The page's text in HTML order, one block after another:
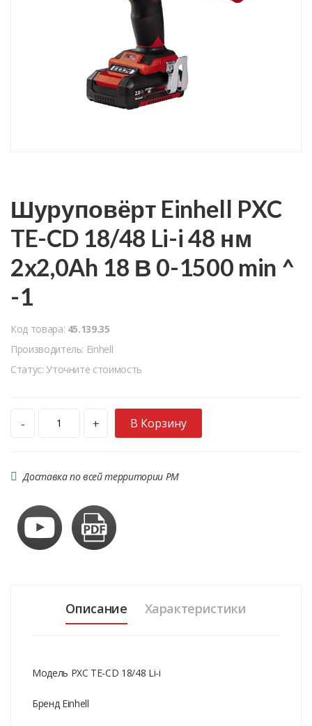
Шуруповёрт Einhell PXC
TE-CD 18/48 Li-i 48 нм
2x2,0Ah 18 В 0-1500 min ^
-1
Код товара: 45.139.35
Производитель: Einhell
Статус: Уточните стоимость
- + В Корзину
Доставка по всей территории РМ
Описание Характеристики
Модель PXC TE-CD 18/48 Li-i
Бренд Einhell